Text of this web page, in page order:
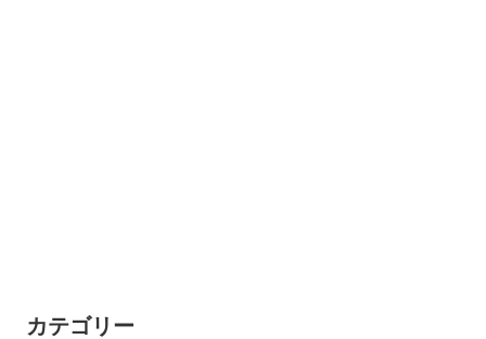
カテゴリー